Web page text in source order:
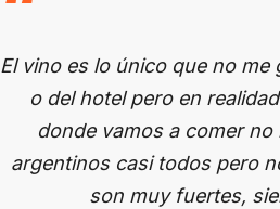
El vino es lo único que no me
o del hotel pero en
donde vamos a comer
argentinos casi todos pero
son muy fuertes,